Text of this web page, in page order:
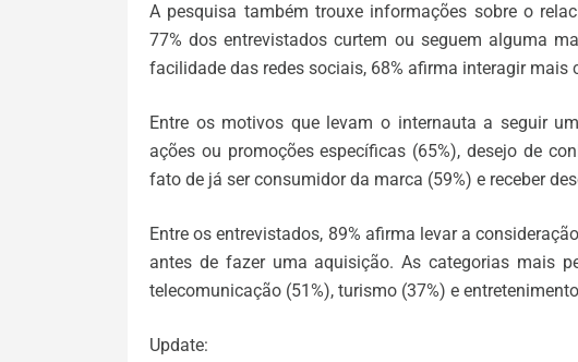
A pesquisa também trouxe informações sobre o
77% dos entrevistados curtem ou seguem alguma
facilidade das redes sociais, 68% afirma interagir
Entre os motivos que levam o internauta a seguir
ações ou promoções específicas (65%), desejo de
fato de já ser consumidor da marca (59%) e receber
Entre os entrevistados, 89% afirma levar a
antes de fazer uma aquisição. As categorias mais
telecomunicação (51%), turismo (37%) e
Update: